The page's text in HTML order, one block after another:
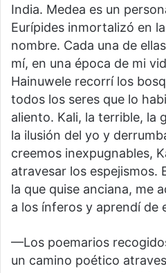
India. Medea es un
Eurípides inmortalizó en
nombre. Cada una de
mí, en una época de mi
Hainuwele recorrí los
todos los seres que lo
aliento. Kali, la terrible, la
la ilusión del yo y
creemos inexpugnables,
atravesar los espejismos.
la que quise anciana, me
a los ínferos y aprendí de
—Los poemarios
un camino poético